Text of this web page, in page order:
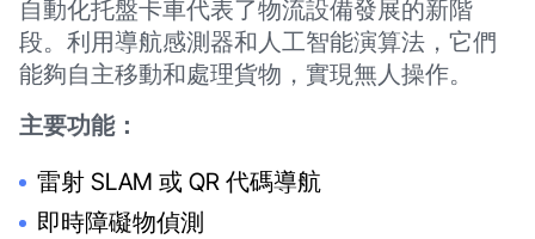
自動化托盤卡車代表了物流設備發展的新階
段。利用導航感測器和人工智能演算法，它們
能夠自主移動和處理貨物，實現無人操作。
主要功能：
雷射 SLAM 或 QR 代碼導航
即時障礙物偵測